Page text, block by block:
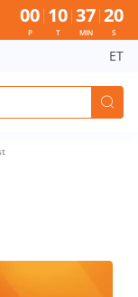
00
P
10
T
37
MIN
19
S
ET